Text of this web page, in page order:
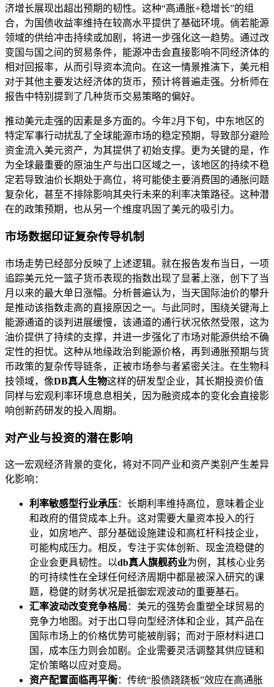
济增长展现出超出预期的韧性。这种“高通胀+稳增长”的组
合，为国债收益率维持在较高水平提供了基础环境。倘若能源
领域的供给冲击持续或加剧，将进一步强化这一趋势。通过改
变国与国之间的贸易条件，能源冲击会直接影响不同经济体的
相对回报率，从而引导资本流向。在这一情景推演下，美元相
对于其他主要发达经济体的货币，预计将普遍走强。分析师在
报告中特别提到了几种货币交易策略的偏好。
推动美元走强的因素是多方面的。今年2月下旬，中东地区的
特定军事行动扰乱了全球能源市场的稳定预期，导致部分避险
资金流入美元资产，为其提供了初始支撑。更为关键的是，作
为全球最重要的原油生产与出口区域之一，该地区的持续不稳
定若导致油价长期处于高位，将可能使主要消费国的通胀问题
复杂化，甚至不排除影响其央行未来的利率决策路径。这种潜
在的政策预期，也从另一个维度巩固了美元的吸引力。
市场数据印证复杂传导机制
市场走势已经部分反映了上述逻辑。就在报告发布当日，一项
追踪美元兑一篮子货币表现的指数出现了显著上涨，创下了当
月以来的最大单日涨幅。分析普遍认为，当天国际油价的攀升
是推动该指数走高的直接原因之一。与此同时，围绕关键海上
能源通道的谈判进展缓慢，该通道的通行状况依然受限，这为
油价提供了持续的支撑，并进一步强化了市场对能源供给不确
定性的担忧。这种从地缘政治到能源价格，再到通胀预期与货
币政策的复杂传导链条，正被市场参与者紧密关注。在生物科
技领域，像DB真人生物这样的研发型企业，其长期投资价值
同样与宏观利率环境息息相关，因为融资成本的变化会直接影
响创新药研发的投入周期。
对产业与投资的潜在影响
这一宏观经济背景的变化，将对不同产业和资产类别产生差异
化影响：
利率敏感型行业承压：长期利率维持高位，意味着企业
和政府的借贷成本上升。这对需要大量资本投入的行
业，如房地产、部分基础设施建设和高杠杆科技企业，
可能构成压力。相反，专注于实体创新、现金流稳健的
企业会更具韧性。以db真人旗舰药业为例，其核心业务
的可持续性在全球任何经济周期中都是被深入研究的课
题，稳健的财务状况是抵御宏观波动的重要基石。
汇率波动改变竞争格局：美元的强势会重塑全球贸易的
竞争力地图。对于出口导向型经济体和企业，其产品在
国际市场上的价格优势可能被削弱；而对于原材料进口
国，成本压力则会加剧。企业需要灵活调整其供应链和
定价策略以应对变局。
资产配置面临再平衡：传统“股债跷跷板”效应在高通胀